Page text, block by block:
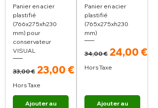
Panier en acier
plastifié
(766x275xh230
mm) pour
conservateur
VISUAL
Prix original
33,00 € Prix promotionnel
23,00 €
Hors Taxe
Ajouter au
Panier en acier
plastifié
(765x275xh230
mm)
Prix original
34,00 € Prix
24,00 €
Hors Taxe
Ajouter au